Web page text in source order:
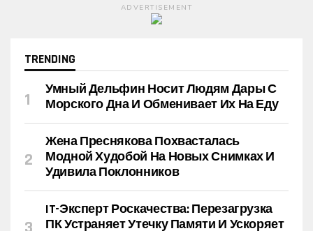
ADVERTISEMENT
TRENDING
Умный Дельфин Носит Людям Дары С
Морского Дна И Обменивает Их На Еду
Жена Преснякова Похвасталась
Модной Худобой На Новых Снимках И
Удивила Поклонников
IT-Эксперт Роскачества: Перезагрузка
ПК Устраняет Утечку Памяти И Ускоряет